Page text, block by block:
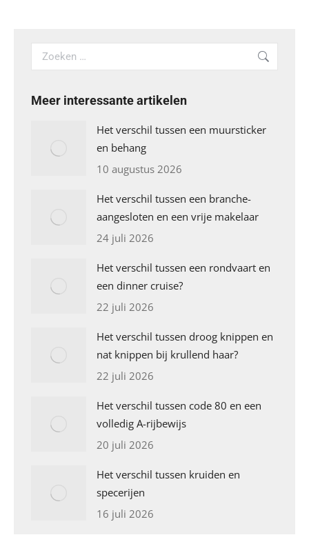
Search:
Meer interessante artikelen
Het verschil tussen een muursticker
en behang
10 augustus 2026
Het verschil tussen een branche-
aangesloten en een vrije makelaar
24 juli 2026
Het verschil tussen een rondvaart en
een dinner cruise?
22 juli 2026
Het verschil tussen droog knippen en
nat knippen bij krullend haar?
22 juli 2026
Het verschil tussen code 80 en een
volledig A-rijbewijs
20 juli 2026
Het verschil tussen kruiden en
specerijen
16 juli 2026